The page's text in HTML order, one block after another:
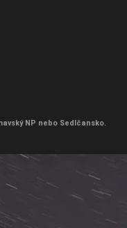
NP nebo Sedlčansko.